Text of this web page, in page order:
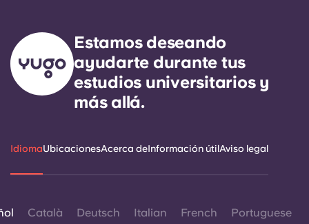
Estamos deseando
ayudarte durante tus
estudios universitarios y
más allá.
IdiomaUbicacionesAcerca deInformación útilAviso legal
Català Deutsch Italian French Portuguese